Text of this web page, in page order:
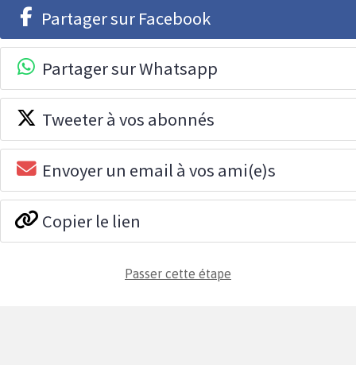
Partager sur Facebook
Partager sur Whatsapp
Tweeter à vos abonnés
Envoyer un email à vos ami(e)s
Copier le lien
Passer cette étape